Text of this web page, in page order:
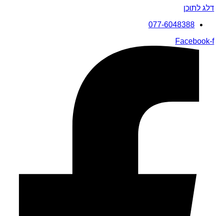
דלג לתוכן
077-6048388
Facebook-f